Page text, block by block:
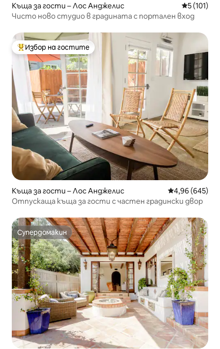
Къща за гости – Лос Анджелис Средна
5 (101)
Чисто ново студио в градината с портален вход
Най-популярен избор на гостите
Избор на гостите
Къща за гости – Лос Анджелис Средна
4,96 (645)
Отпускаща къща за гости с частен градински двор
Супердомакин
Супердомакин